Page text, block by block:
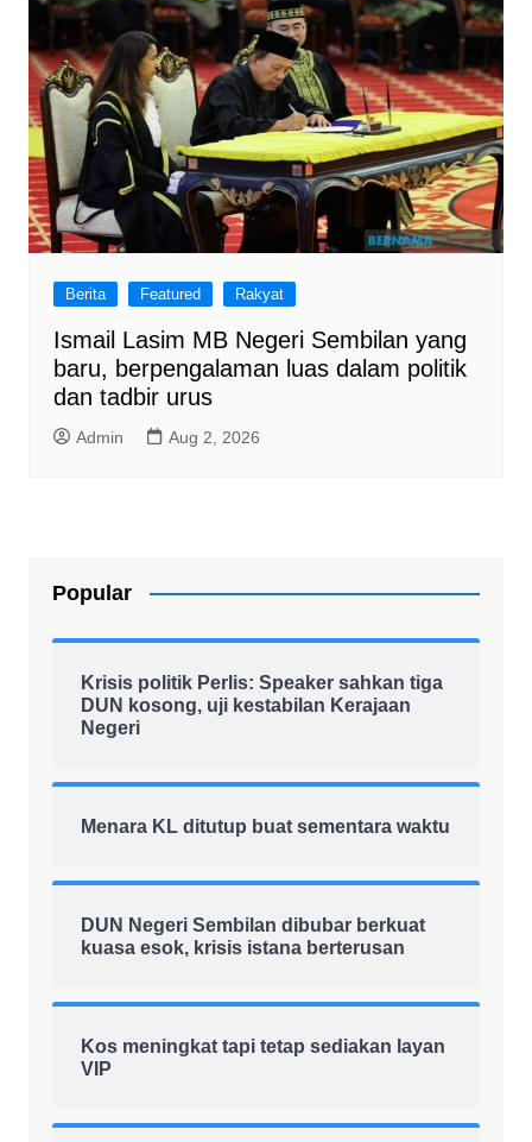
Berita Featured Rakyat
Ismail Lasim MB Negeri Sembilan yang
baru, berpengalaman luas dalam politik
dan tadbir urus
Admin Aug 2, 2026
Popular
Krisis politik Perlis: Speaker sahkan tiga
DUN kosong, uji kestabilan Kerajaan
Negeri
Menara KL ditutup buat sementara waktu
DUN Negeri Sembilan dibubar berkuat
kuasa esok, krisis istana berterusan
Kos meningkat tapi tetap sediakan layan
VIP